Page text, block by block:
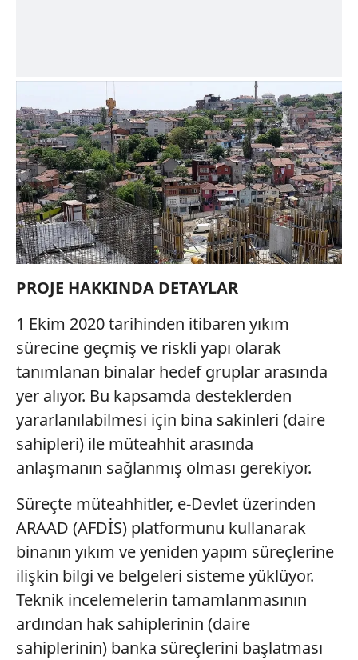
ziyaret edebilirsiniz.
6698 sayılı Kişisel Verilerin Korunması Kanunu uyarınca
hazırlanmış Aydınlatma Metnimizi okumak ve sitemizde
ilgili mevzuata uygun olarak kullanılan çerezlerle ilgili bilgi
almak için lütfentıklayınız.
PROJE HAKKINDA DETAYLAR
1 Ekim 2020 tarihinden itibaren yıkım
sürecine geçmiş ve riskli yapı olarak
tanımlanan binalar hedef gruplar arasında
yer alıyor. Bu kapsamda desteklerden
yararlanılabilmesi için bina sakinleri (daire
sahipleri) ile müteahhit arasında
anlaşmanın sağlanmış olması gerekiyor.
Süreçte müteahhitler, e-Devlet üzerinden
ARAAD (AFDİS) platformunu kullanarak
binanın yıkım ve yeniden yapım süreçlerine
ilişkin bilgi ve belgeleri sisteme yüklüyor.
Teknik incelemelerin tamamlanmasının
ardından hak sahiplerinin (daire
sahiplerinin) banka süreçlerini başlatması